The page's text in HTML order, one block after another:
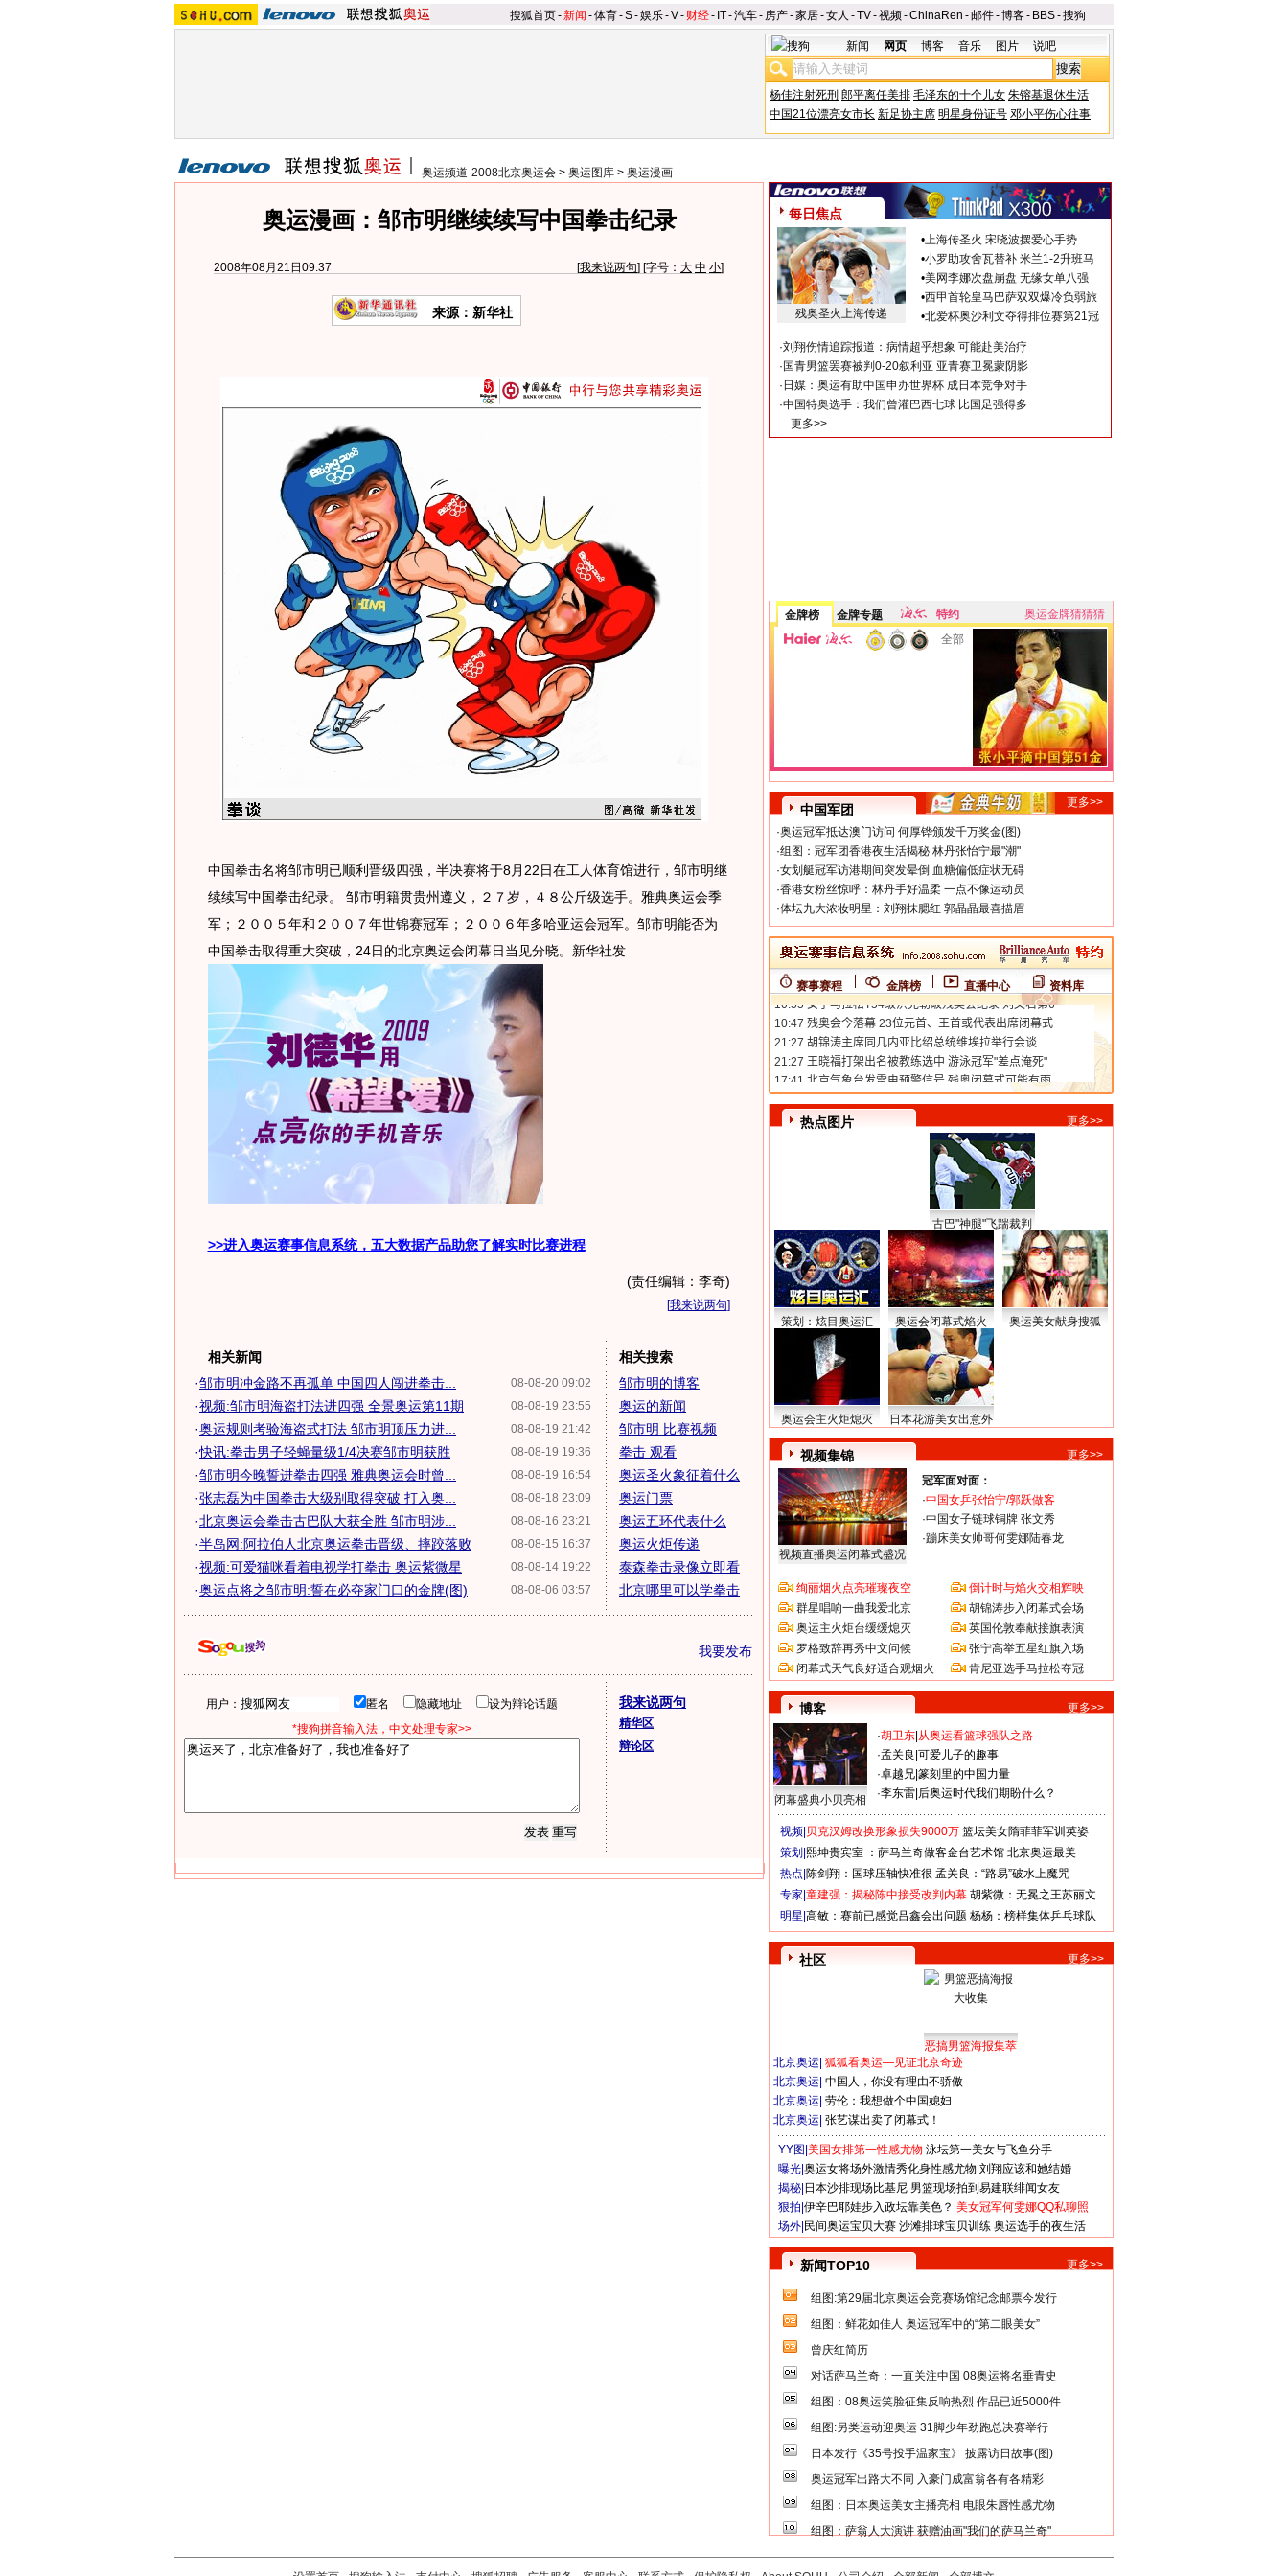
搜狐首页-新闻 -体育-S-娱乐-V- 财经- IT-汽车- 房产-家居-女人 -TV-视频-ChinaRen -邮件-博客- BBS-搜狗
新闻 网页 博客 音乐 图片 说吧
杨佳注射死刑 郎平离任美排 毛泽东的十个儿女 朱镕基退休生活
中国21位漂亮女市长 新足协主席 明星身份证号 邓小平伤心往事
奥运频道-2008北京奥运会 > 奥运图库 > 奥运漫画
奥运漫画：邹市明继续续写中国拳击纪录
2008年08月21日09:37 [我来说两句] [字号： 大 中 小]
来源：新华社
中国拳击名将邹市明已顺利晋级四强，半决赛将于8月22日在工人体育馆进行，邹市明继
续续写中国拳击纪录。 邹市明籍贯贵州遵义，２７岁，４８公斤级选手。雅典奥运会季
军；２００５年和２００７年世锦赛冠军；２００６年多哈亚运会冠军。邹市明能否为
中国拳击取得重大突破，24日的北京奥运会闭幕日当见分晓。新华社发
>>进入奥运赛事信息系统，五大数据产品助您了解实时比赛进程
(责任编辑：李奇)
[我来说两句]
相关新闻
08-08-20 09:02
·邹市明冲金路不再孤单 中国四人闯进拳击...
08-08-19 23:55
·视频:邹市明海盗打法进四强 全景奥运第11期
08-08-19 21:42
·奥运规则考验海盗式打法 邹市明顶压力进...
08-08-19 19:36
·快讯:拳击男子轻蝇量级1/4决赛邹市明获胜
08-08-19 16:54
·邹市明今晚誓进拳击四强 雅典奥运会时曾...
08-08-18 23:09
·张志磊为中国拳击大级别取得突破 打入奥...
08-08-16 23:21
·北京奥运会拳击古巴队大获全胜 邹市明涉...
08-08-15 16:37
·半岛网:阿拉伯人北京奥运拳击晋级、摔跤落败
08-08-14 19:22
·视频:可爱猫咪看着电视学打拳击 奥运紫微星
08-08-06 03:57
·奥运点将之邹市明:誓在必夺家门口的金牌(图)
相关搜索
邹市明的博客
奥运的新闻
邹市明 比赛视频
拳击 观看
奥运圣火象征着什么
奥运门票
奥运五环代表什么
奥运火炬传递
泰森拳击录像立即看
北京哪里可以学拳击
我要发布
用户： 匿名 隐藏地址
设为辩论话题
*搜狗拼音输入法，中文处理专家>>
我来说两句
精华区
辩论区
每日焦点
残奥圣火上海传递
•上海传圣火 宋晓波摆爱心手势
•小罗助攻舍瓦替补 米兰1-2升班马
•美网李娜次盘崩盘 无缘女单八强
•西甲首轮皇马巴萨双双爆冷负弱旅
•北爱杯奥沙利文夺得排位赛第21冠
·刘翔伤情追踪报道：病情超乎想象 可能赴美治疗
· 国青男篮罢赛被判0-20叙利亚 亚青赛卫冕蒙阴影
· 日媒：奥运有助中国申办世界杯 成日本竞争对手
·中国特奥选手：我们曾灌巴西七球 比国足强得多
更多>>
金牌榜 金牌专题 特约
奥运金牌猜猜猜
全部
中国军团
更多>>
·奥运冠军抵达澳门访问 何厚铧颁发千万奖金(图)
·组图：冠军团香港夜生活揭秘 林丹张怡宁最"潮"
·女划艇冠军访港期间突发晕倒 血糖偏低症状无碍
·香港女粉丝惊呼：林丹手好温柔 一点不像运动员
·体坛九大浓妆明星：刘翔抹腮红 郭晶晶最喜描眉
赛事赛程 金牌榜 直播中心 资料库
热点图片 更多>>
古巴"神腿"飞踹裁判
策划：炫目奥运汇 奥运会闭幕式焰火 奥运美女献身搜狐
奥运会主火炬熄灭 日本花游美女出意外
视频集锦 更多>>
视频直播奥运闭幕式盛况
冠军面对面：
·中国女乒张怡宁/郭跃做客
·中国女子链球铜牌 张文秀
·蹦床美女帅哥何雯娜陆春龙
绚丽烟火点亮璀璨夜空
群星唱响一曲我爱北京
奥运主火炬台缓缓熄灭
罗格致辞再秀中文问候
闭幕式天气良好适合观烟火
倒计时与焰火交相辉映
胡锦涛步入闭幕式会场
英国伦敦奉献接旗表演
张宁高举五星红旗入场
肯尼亚选手马拉松夺冠
博客 更多>>
闭幕盛典小贝亮相
·胡卫东 从奥运看篮球强队之路
·孟关良 可爱儿子的趣事
·卓越兄 篆刻里的中国力量
·李东雷 后奥运时代我们期盼什么？
视频| 贝克汉姆改换形象损失9000万 篮坛美女隋菲菲军训英姿
策划| 熙坤贵宾室 ：萨马兰奇做客金台艺术馆 北京奥运最美
热点| 陈剑翔：国球压轴快准很 孟关良：“路易”破水上魔咒
专家| 童建强：揭秘陈中接受改判内幕 胡紫微：无冕之王苏丽文
明星| 高敏：赛前已感觉吕鑫会出问题 杨杨：榜样集体乒乓球队
社区 更多>>
恶搞男篮海报集萃
北京奥运 狐狐看奥运—见证北京奇迹
北京奥运 中国人，你没有理由不骄傲
北京奥运 劳伦：我想做个中国媳妇
北京奥运 张艺谋出卖了闭幕式！
YY图| 美国女排第一性感尤物 泳坛第一美女与飞鱼分手
曝光| 奥运女将场外激情秀化身性感尤物 刘翔应该和她结婚
揭秘| 日本沙排现场比基尼 男篮现场拍到易建联绯闻女友
狠拍| 伊辛巴耶娃步入政坛靠美色？ 美女冠军何雯娜QQ私聊照
场外| 民间奥运宝贝大赛 沙滩排球宝贝训练 奥运选手的夜生活
新闻TOP10 更多>>
组图:第29届北京奥运会竞赛场馆纪念邮票今发行
组图：鲜花如佳人 奥运冠军中的“第二眼美女”
曾庆红简历
对话萨马兰奇：一直关注中国 08奥运将名垂青史
组图：08奥运笑脸征集反响热烈 作品已近5000件
组图:另类运动迎奥运 31脚少年劲跑总决赛举行
日本发行《35号投手温家宝》 披露访日故事(图)
奥运冠军出路大不同 入豪门成富翁各有各精彩
组图：日本奥运美女主播亮相 电眼朱唇性感尤物
组图：萨翁人大演讲 获赠油画"我们的萨马兰奇"